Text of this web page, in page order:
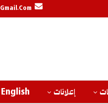
إعلانات English